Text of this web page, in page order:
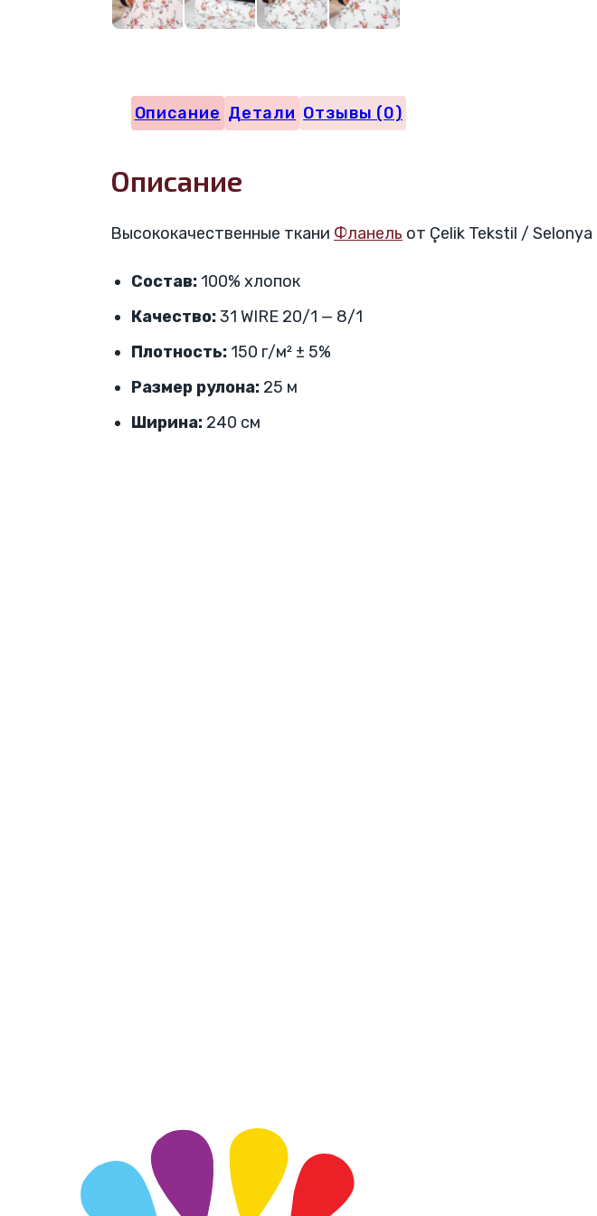
Описание Детали Отзывы (0)
Описание
Высококачественные ткани Фланель от Çelik Tekstil / Selonya
Состав:100% хлопок
Качество:31 WIRE 20/1 — 8/1
Плотность:150 г/м² ± 5%
Размер рулона:25 м
Ширина:240 см